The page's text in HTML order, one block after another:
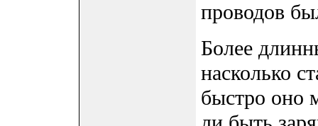
проводов
Более
насколько
быстро оно